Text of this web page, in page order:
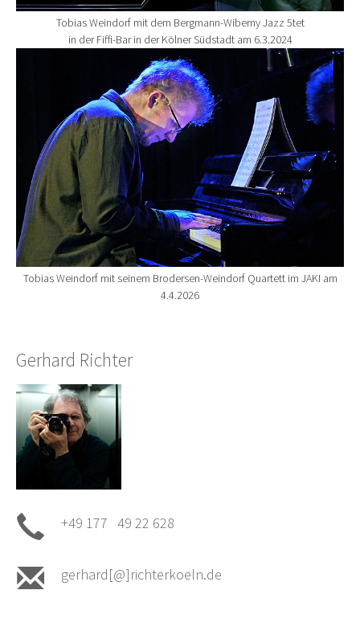
Tobias Weindorf mit dem Bergmann-Wiberny Jazz 5tet
in der Fiffi-Bar in der Kölner Südstadt am 6.3.2024
Show larger version for:
Tobias Weindorf mit seinem Brodersen-Weindorf Quartett im JAKI am
4.4.2026
Gerhard Richter
+49 177 49 22 628
gerhard[@]richterkoeln.de